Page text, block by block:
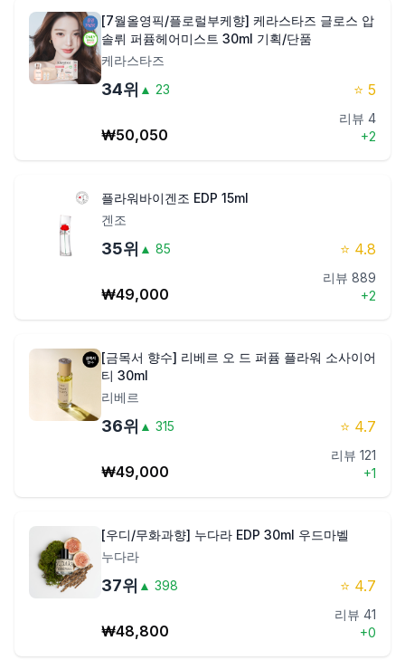
[7월올영픽/플로럴부케향] 케라스타즈 글로스 압
솔뤼 퍼퓸헤어미스트 30ml 기획/단품
케라스타즈
34위 ▲ 23 ⭐ 5
₩50,050
리뷰 4
+2
플라워바이겐조 EDP 15ml
겐조
35위 ▲ 85 ⭐ 4.8
₩49,000
리뷰 889
+2
[금목서 향수] 리베르 오 드 퍼퓸 플라워 소사이어
티 30ml
리베르
36위 ▲ 315 ⭐ 4.7
₩49,000
리뷰 121
+1
[우디/무화과향] 누다라 EDP 30ml 우드마벨
누다라
37위 ▲ 398 ⭐ 4.7
₩48,800
리뷰 41
+0